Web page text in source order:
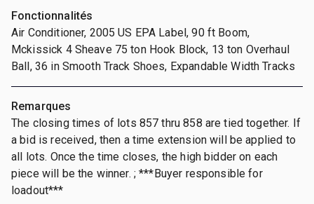
Fonctionnalités
Air Conditioner, 2005 US EPA Label, 90 ft Boom,
Mckissick 4 Sheave 75 ton Hook Block, 13 ton Overhaul
Ball, 36 in Smooth Track Shoes, Expandable Width Tracks
Remarques
The closing times of lots 857 thru 858 are tied together. If
a bid is received, then a time extension will be applied to
all lots. Once the time closes, the high bidder on each
piece will be the winner. ; ***Buyer responsible for
loadout***